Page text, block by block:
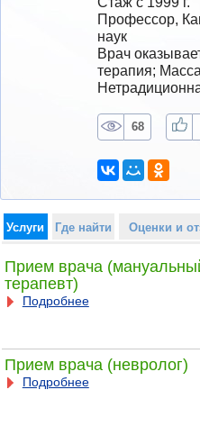
Профессор,
наук
Врач
терапия;
68
Услуги Где найти Оценки и
Прием врача
терапевт)
Подробнее
Прием врача (невролог)
Подробнее